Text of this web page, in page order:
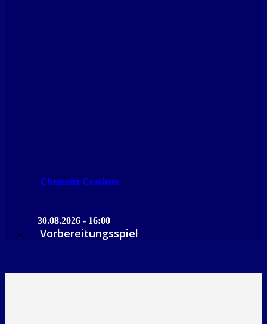
Chemnitz Crashers
30.08.2026 - 16:00
Vorbereitungsspiel